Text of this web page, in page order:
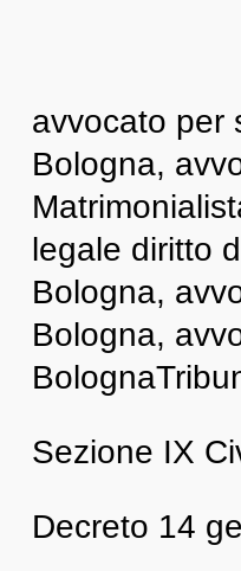
avvocato per
Bologna,
legale diritto
Bologna,
Bologna,
Bologna
Sezione IX
Decreto 14